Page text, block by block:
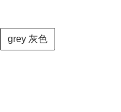
grey 灰色